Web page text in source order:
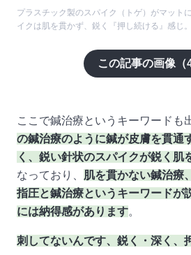
プラスチック製のスパイク（トゲ）がマット
イクは肌を貫かず、鋭く『押し続ける』感じ。
この記事の画像（
ここで鍼治療というキーワードも
の鍼治療のように鍼が皮膚を貫通
く、鋭い針状のスパイクが鋭く肌
なっており、 肌を貫かない鍼治療
指圧と鍼治療というキーワードが
には納得感があります。
刺してないんです、鋭く・深く、